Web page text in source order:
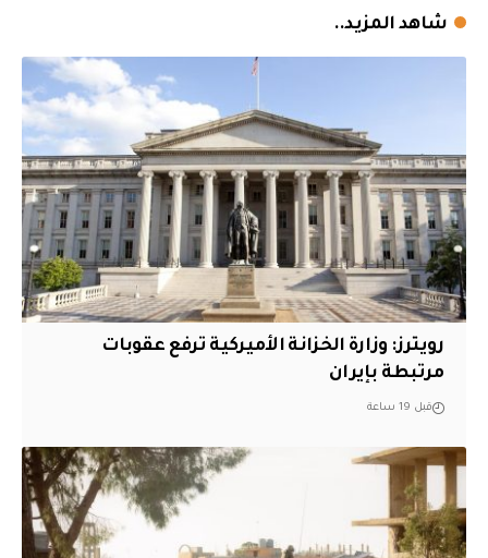
شاهد المزيد..
‏رويترز: وزارة الخزانة الأميركية ترفع عقوبات
مرتبطة بإيران
قبل 19 ساعة